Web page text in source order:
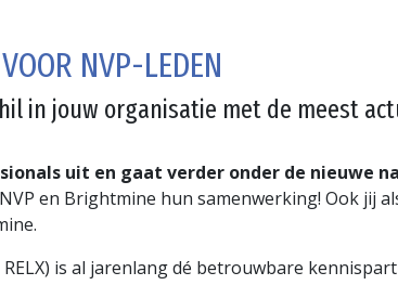
NVP-LEDEN
in jouw organisatie met de meest
uit en gaat verder onder de nieuwe
en Brightmine hun samenwerking! Ook jij
is al jarenlang dé betrouwbare